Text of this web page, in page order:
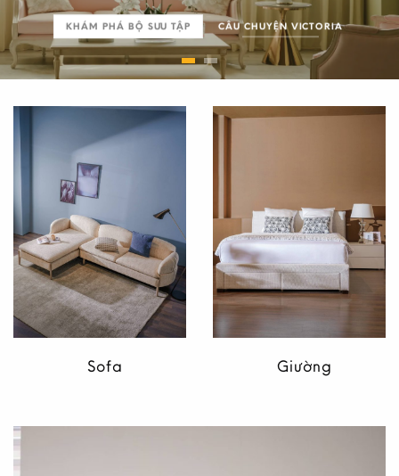
KHÁM PHÁ BỘ SƯU TẬP CÂU CHUYỆN VICTORIA
XEM BỘ SƯU TẬP
Sofa Giường